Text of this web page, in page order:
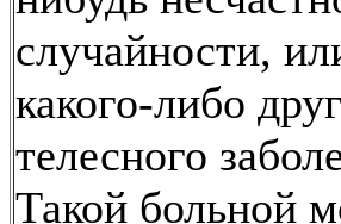
случайности,
какого-либо
телесного
Такой больной